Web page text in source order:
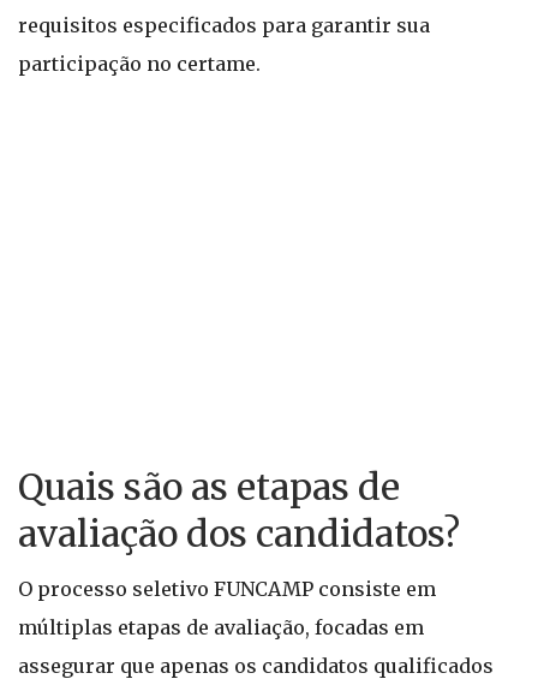
requisitos especificados para garantir sua
participação no certame.
Quais são as etapas de
avaliação dos candidatos?
O processo seletivo FUNCAMP consiste em
múltiplas etapas de avaliação, focadas em
assegurar que apenas os candidatos qualificados